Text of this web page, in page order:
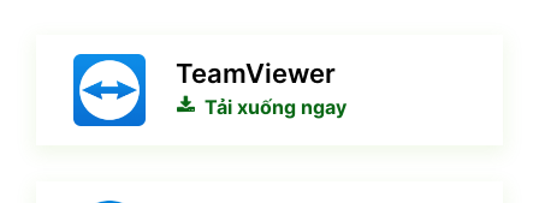
TeamViewer
Tải xuống ngay